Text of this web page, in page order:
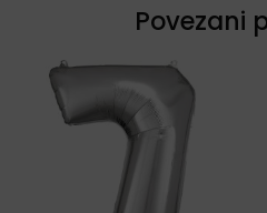
Povezani